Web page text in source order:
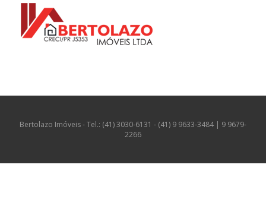
Bertolazo Imóveis - Tel.: (41) 3030-6131 - (41) 9 9633-3484 | 9 9679-
2266